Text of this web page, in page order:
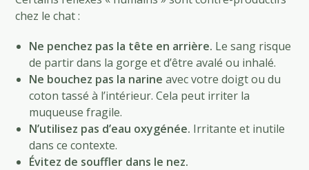
chez le chat :
Ne penchez pas la tête en arrière. Le sang risque
de partir dans la gorge et d’être avalé ou inhalé.
Ne bouchez pas la narine avec votre doigt ou du
coton tassé à l’intérieur. Cela peut irriter la
muqueuse fragile.
N’utilisez pas d’eau oxygénée. Irritante et inutile
dans ce contexte.
Évitez de souffler dans le nez.